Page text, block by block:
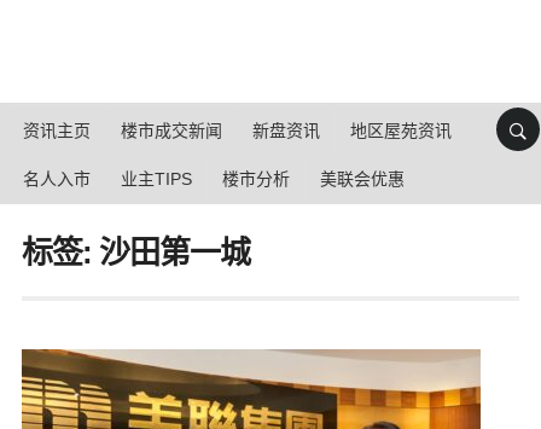
资讯主页 楼市成交新闻 新盘资讯 地区屋苑资讯
名人入市 业主TIPS 楼市分析 美联会优惠
标签: 沙田第一城